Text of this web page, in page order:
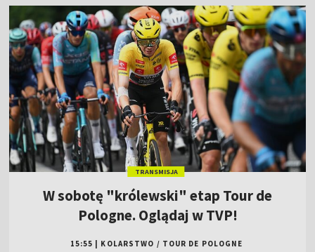
TRANSMISJA
W sobotę "królewski" etap Tour de
Pologne. Oglądaj w TVP!
15:55 KOLARSTWO / TOUR DE POLOGNE